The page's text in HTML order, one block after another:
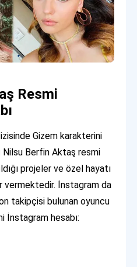
Resmi
Gizem karakterini
Nilsu Berfin Aktaş resmi
projeler ve özel hayatı
vermektedir. İnstagram da
takipçisi bulunan oyuncu
İnstagram hesabı: